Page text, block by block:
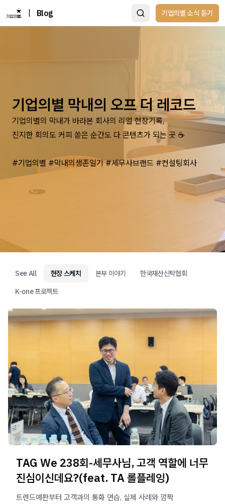
Blog 기업의별 소식 듣기
기업의별 막내의 오프 더 레코드
기업의별의 막내가 바라본 회사의 리얼 현장기록,
진지한 회의도 커피 쏟은 순간도 다 콘텐츠가 되는 곳 ☕
#기업의별 #막내의생존일기 #세무사브랜드 #컨설팅회사
See All 현장 스케치 본부 이야기
한국재산신탁협회
K-one 프로젝트
TAG We 238회-세무사님, 고객 역할에 너무
진심이신데요?(feat. TA 롤플레잉)
트렌드예판부터 고객과의 통화 연습, 실제 사례와 깜짝